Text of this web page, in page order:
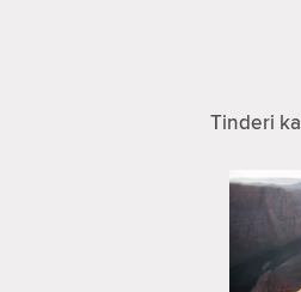
Tinderi